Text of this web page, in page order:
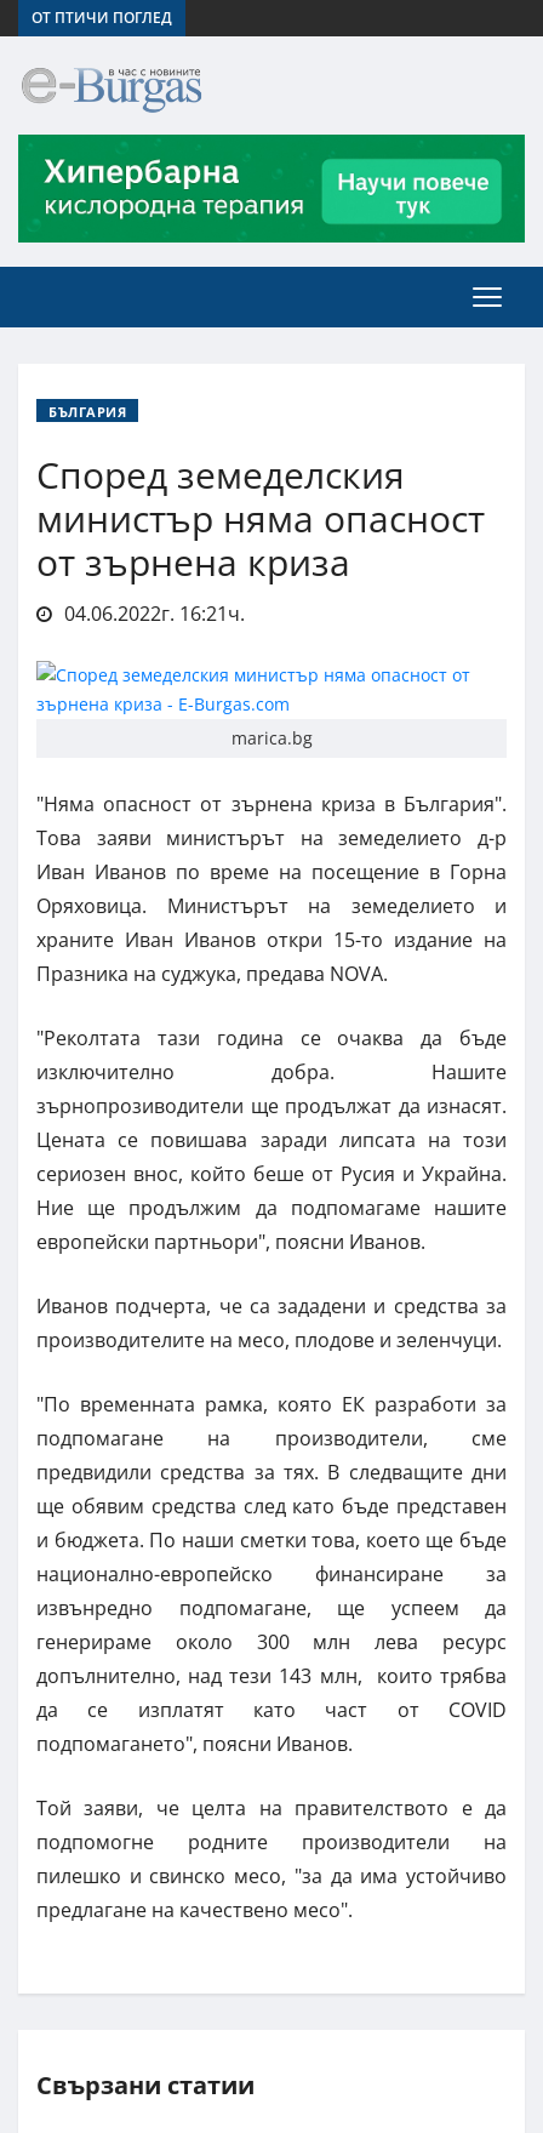
ОТ ПТИЧИ ПОГЛЕД
БЪЛГАРИЯ
Според земеделския
министър няма опасност
от зърнена криза
04.06.2022г. 16:21ч.
marica.bg
"Няма опасност от зърнена криза в България".
Това заяви министърът на земеделието д-р
Иван Иванов по време на посещение в Горна
Оряховица. Министърът на земеделието и
храните Иван Иванов откри 15-то издание на
Празника на суджука, предава NOVA.
"Реколтата тази година се очаква да бъде
изключително добра. Нашите
зърнопрозиводители ще продължат да изнасят.
Цената се повишава заради липсата на този
сериозен внос, който беше от Русия и Украйна.
Ние ще продължим да подпомагаме нашите
европейски партньори", поясни Иванов.
Иванов подчерта, че са зададени и средства за
производителите на месо, плодове и зеленчуци.
"По временната рамка, която ЕК разработи за
подпомагане на производители, сме
предвидили средства за тях. В следващите дни
ще обявим средства след като бъде представен
и бюджета. По наши сметки това, което ще бъде
национално-европейско финансиране за
извънредно подпомагане, ще успеем да
генерираме около 300 млн лева ресурс
допълнително, над тези 143 млн, които трябва
да се изплатят като част от COVID
подпомагането", поясни Иванов.
Той заяви, че целта на правителството е да
подпомогне родните производители на
пилешко и свинско месо, "за да има устойчиво
предлагане на качествено месо".
Свързани статии